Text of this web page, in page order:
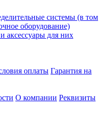
системы (в том
оборудование)
аксессуары для них
оплаты Гарантия на
О компании Реквизиты